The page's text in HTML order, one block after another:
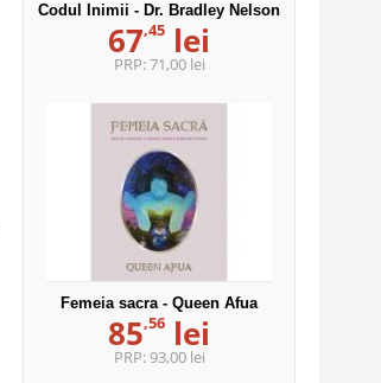
Codul Inimii - Dr. Bradley Nelson
67,45 lei
PRP:71,00 lei
Femeia sacra - Queen Afua
85,56 lei
PRP:93,00 lei